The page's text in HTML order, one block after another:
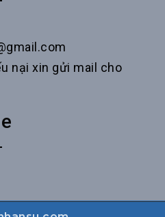
nại xin gửi mail cho